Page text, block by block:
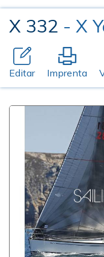
X 332 - X
Editar Imprenta